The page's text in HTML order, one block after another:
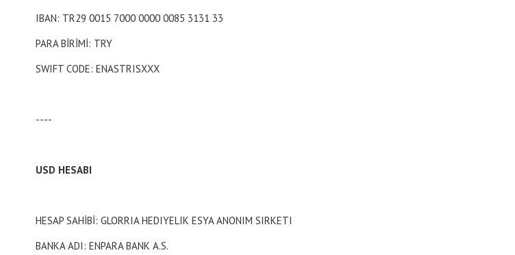
IBAN: TR29 0015 7000 0000 0085 3131 33
PARA BİRİMİ: TRY
SWIFT CODE: ENASTRISXXX
----
USD HESABI
HESAP SAHİBİ: GLORRIA HEDIYELIK ESYA ANONIM SIRKETI
BANKA ADI: ENPARA BANK A.S.